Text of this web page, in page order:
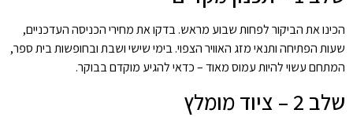
הכינו את הביקור לפחות שבוע מראש. בדקו את מחירי הכניסה העדכניים,
שעות הפתיחה ותנאי מזג האוויר הצפוי. בימי שישי ושבת ובחופשות בית ספר,
המתחם עשוי להיות עמוס מאוד – כדאי להגיע מוקדם בבוקר.
שלב 2 – ציוד מומלץ